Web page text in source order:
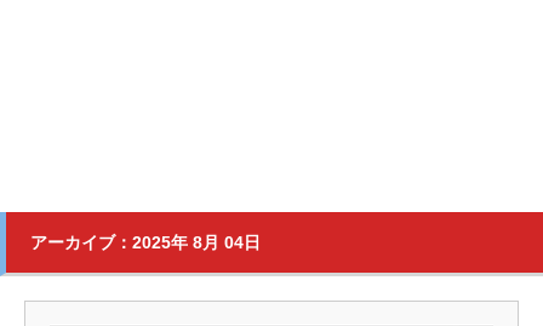
アーカイブ：2025年 8月 04日